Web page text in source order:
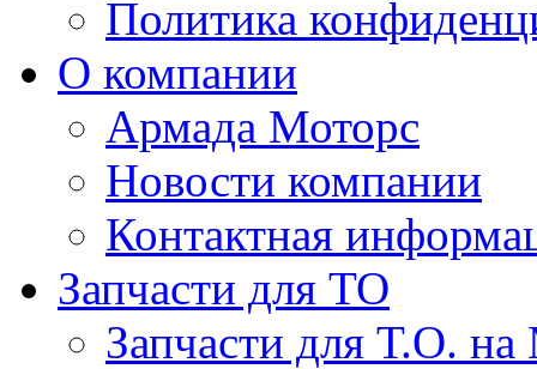
Политика
О компании
Армада Моторс
Новости компании
Контактная
Запчасти для ТО
Запчасти для Т.О. на